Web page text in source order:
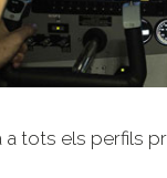
a tots els perfils